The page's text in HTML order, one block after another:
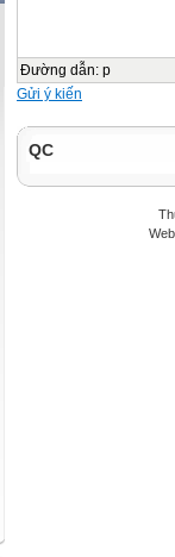
Đường dẫn: p
Gửi ý kiến
QC